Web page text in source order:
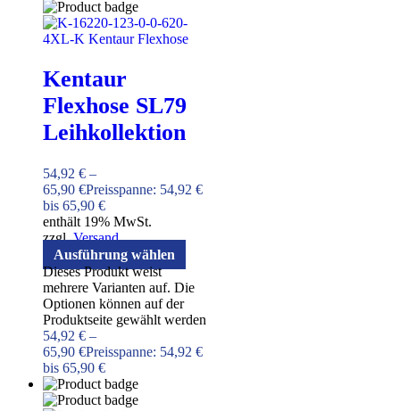
Kentaur
Flexhose SL79
Leihkollektion
54,92 € –
65,90 €Preisspanne: 54,92 €
bis 65,90 €
enthält 19% MwSt.
zzgl.Versand
Ausführung wählen
Dieses Produkt weist
mehrere Varianten auf. Die
Optionen können auf der
Produktseite gewählt werden
54,92 € –
65,90 €Preisspanne: 54,92 €
bis 65,90 €